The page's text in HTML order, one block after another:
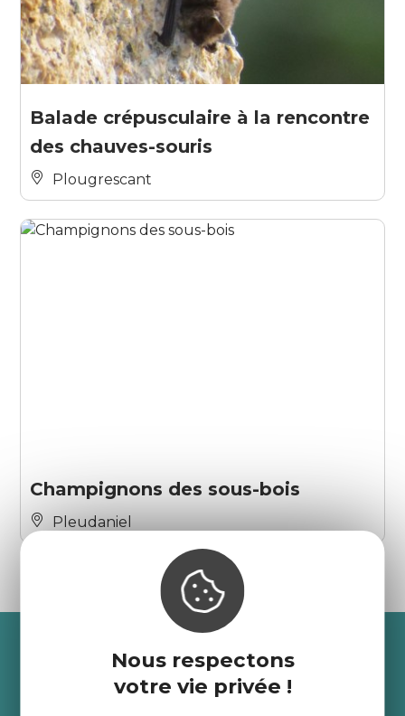
Nous respectons
votre vie privée !
Balade crépusculaire à la rencontre
des chauves-souris
Plougrescant
Champignons des sous-bois
Pleudaniel
Recevez l’actualité des
Côtes d’Armor